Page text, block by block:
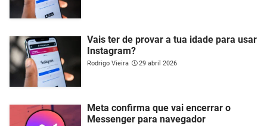
Vais ter de provar a tua idade para usar
Instagram?
Rodrigo Vieira 29 abril 2026
Meta confirma que vai encerrar o
Messenger para navegador